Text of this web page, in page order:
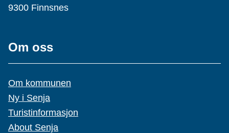
9300 Finnsnes
Om oss
Om kommunen
Ny i Senja
Turistinformasjon
About Senja